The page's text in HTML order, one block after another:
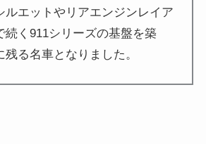
ルエットやリアエンジンレイア
続く911シリーズの基盤を築
残る名車となりました。